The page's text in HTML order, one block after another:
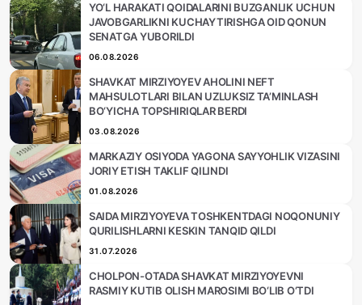
YO‘L HARAKATI QOIDALARINI BUZGANLIK UCHUN
JAVOBGARLIKNI KUCHAYTIRISHGA OID QONUN
SENATGA YUBORILDI
06.08.2026
SHAVKAT MIRZIYOYEV AHOLINI NEFT
MAHSULOTLARI BILAN UZLUKSIZ TA’MINLASH
BO‘YICHA TOPSHIRIQLAR BERDI
03.08.2026
MARKAZIY OSIYODA YAGONA SAYYOHLIK VIZASINI
JORIY ETISH TAKLIF QILINDI
01.08.2026
SAIDA MIRZIYOYEVA TOSHKENTDAGI NOQONUNIY
QURILISHLARNI KESKIN TANQID QILDI
31.07.2026
CHOLPON-OTADA SHAVKAT MIRZIYOYEVNI
RASMIY KUTIB OLISH MAROSIMI BO‘LIB O‘TDI